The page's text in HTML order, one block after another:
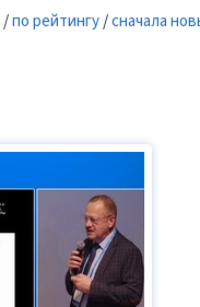
/по рейтингу/сначала